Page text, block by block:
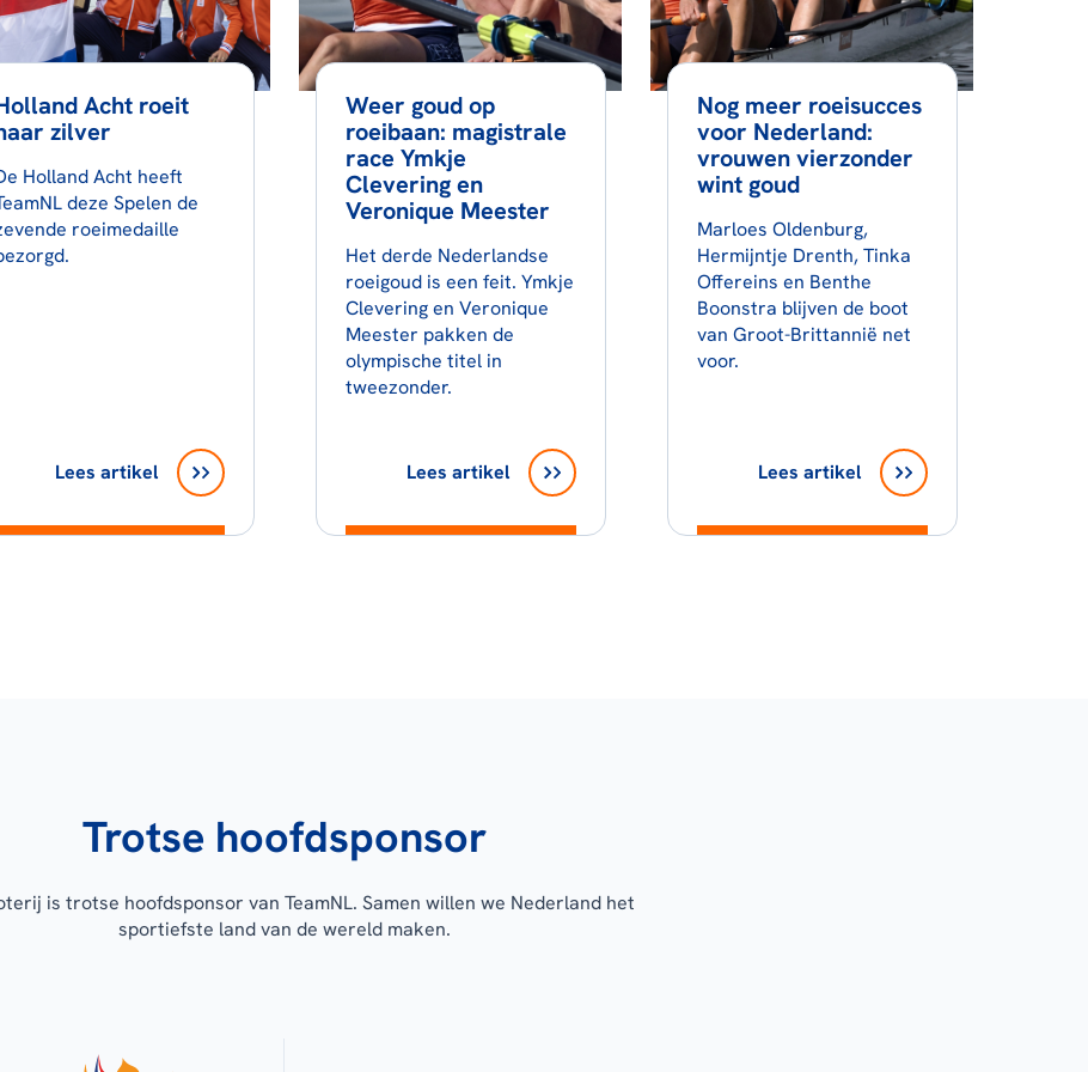
Acht roeit
zilver
Holland Acht heeft
deze Spelen de
roeimedaille
Lees artikel
Weer goud op
roeibaan: magistrale
race Ymkje
Clevering en
Veronique Meester
Het derde Nederlandse
roeigoud is een feit. Ymkje
Clevering en Veronique
Meester pakken de
olympische titel in
tweezonder.
Lees artikel
Nog meer roeisucces
voor Nederland:
vrouwen vierzonder
wint goud
Marloes Oldenburg,
Hermijntje Drenth, Tinka
Offereins en Benthe
Boonstra blijven de boot
van Groot-Brittannië net
voor.
Lees artikel
Trotse hoofdsponsor
is trotse hoofdsponsor van TeamNL. Samen willen we Nederland het
sportiefste land van de wereld maken.